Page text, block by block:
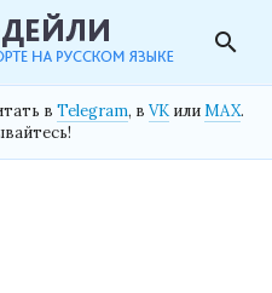
search
в Telegram, в VK илиMAX.